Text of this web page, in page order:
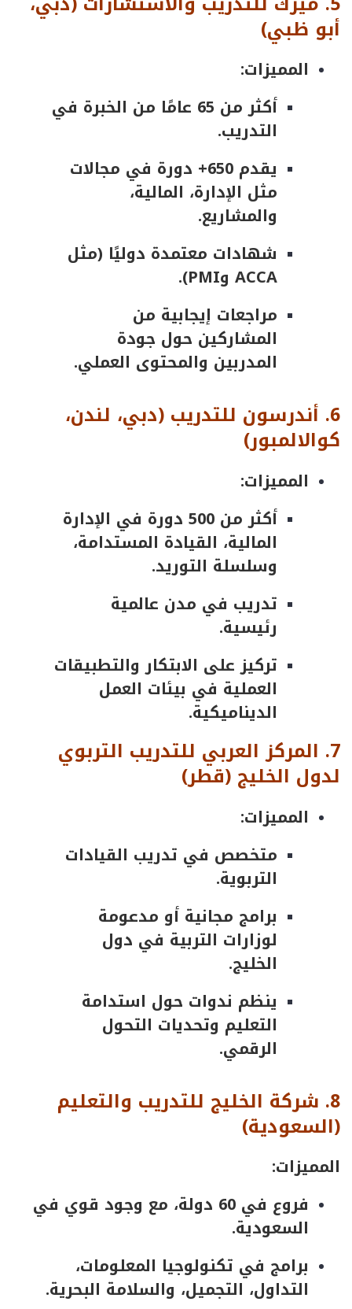
أبو ظبي)
المميزات:
أكثر من 65 عامًا من الخبرة في
التدريب.
يقدم 650+ دورة في مجالات
مثل الإدارة، المالية،
والمشاريع.
شهادات معتمدة دوليًا (مثل
ACCA وPMI).
مراجعات إيجابية من
المشاركين حول جودة
المدربين والمحتوى العملي.
6. أندرسون للتدريب (دبي، لندن،
كوالالمبور)
المميزات:
أكثر من 500 دورة في الإدارة
المالية، القيادة المستدامة،
وسلسلة التوريد.
تدريب في مدن عالمية
رئيسية.
تركيز على الابتكار والتطبيقات
العملية في بيئات العمل
الديناميكية.
7. المركز العربي للتدريب التربوي
لدول الخليج (قطر)
المميزات:
متخصص في تدريب القيادات
التربوية.
برامج مجانية أو مدعومة
لوزارات التربية في دول
الخليج.
ينظم ندوات حول استدامة
التعليم وتحديات التحول
الرقمي.
8
. شركة الخليج للتدريب والتعليم
(السعودية)
المميزات:
فروع في 60 دولة، مع وجود قوي في
السعودية.
برامج في تكنولوجيا المعلومات،
التداول، التجميل، والسلامة البحرية.